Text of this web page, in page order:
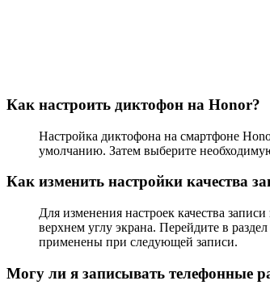
Как настроить диктофон на Honor?
Настройка диктофона на смартфоне
умолчанию. Затем выберите
Как изменить настройки качества
Для изменения настроек качества
верхнем углу экрана. Перейдите в
применены при следующей записи.
Могу ли я записывать телефонные